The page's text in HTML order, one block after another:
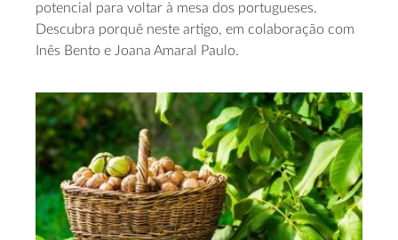
potencial para voltar à mesa dos portugueses.
Descubra porquê neste artigo, em colaboração com
Inês Bento e Joana Amaral Paulo.